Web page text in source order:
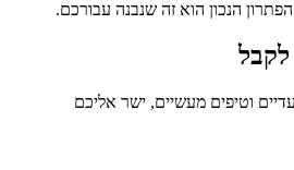
הנכון הוא זה שנבנה עבורכם.
וטיפים מעשיים, ישר אליכם